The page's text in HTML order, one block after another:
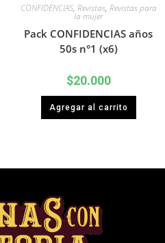
CONFIDENCIAS, Revistas, Revistas para
la mujer
Pack CONFIDENCIAS años
50s n°1 (x6)
$20.000
Agregar al carrito